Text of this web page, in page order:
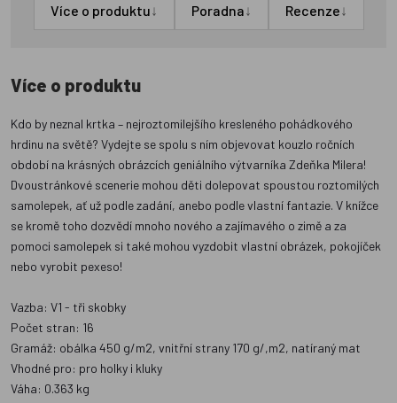
Více o produktu↓ Poradna↓ Recenze↓
Více o produktu
Kdo by neznal krtka – nejroztomilejšího kresleného pohádkového
hrdinu na světě? Vydejte se spolu s ním objevovat kouzlo ročních
období na krásných obrázcích geniálního výtvarníka Zdeňka Milera!
Dvoustránkové scenerie mohou děti dolepovat spoustou roztomilých
samolepek, ať už podle zadání, anebo podle vlastní fantazie. V knížce
se kromě toho dozvědí mnoho nového a zajímavého o zimě a za
pomoci samolepek si také mohou vyzdobit vlastní obrázek, pokojíček
nebo vyrobit pexeso!
Vazba: V1 - tři skobky
Počet stran: 16
Gramáž: obálka 450 g/m2, vnitřní strany 170 g/,m2, natíraný mat
Vhodné pro: pro holky i kluky
Váha: 0.363 kg